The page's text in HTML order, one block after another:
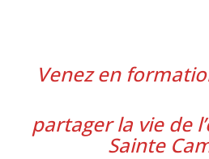
Venez en
partager la vie de
Sainte